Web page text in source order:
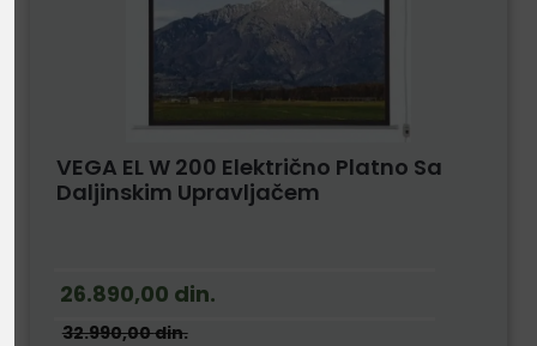
VEGA EL W 200 Električno Platno Sa
Daljinskim Upravljačem
26.890,00 din.
32.990,00din.